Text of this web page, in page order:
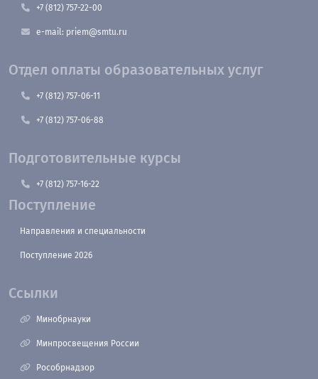
+7 (812) 757-22-00
e-mail: priem@smtu.ru
Отдел оплаты образовательных услуг
+7 (812) 757-06-11
+7 (812) 757-06-88
Подготовительные курсы
+7 (812) 757-16-22
Поступление
Направления и специальности
Поступление 2026
Ссылки
Минобрнауки
Минпросвещения России
Рособрнадзор